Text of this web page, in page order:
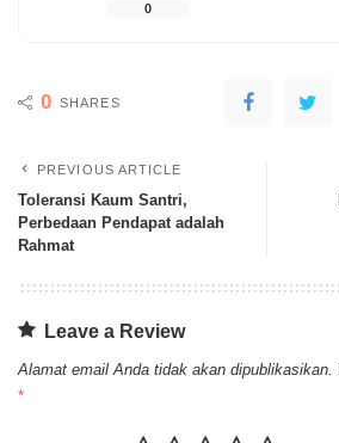
0
0 SHARES
PREVIOUS ARTICLE
Toleransi Kaum Santri,
Perbedaan Pendapat adalah
Rahmat
Leave a Review
Alamat email Anda tidak akan dipublikasikan.
*